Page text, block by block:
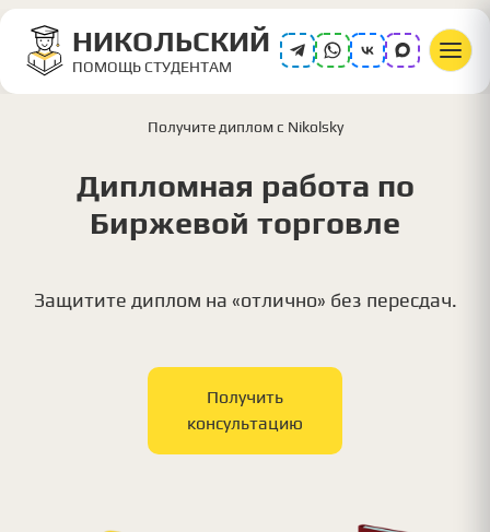
НИКОЛЬСКИЙ
ПОМОЩЬ СТУДЕНТАМ
Получите диплом с Nikolsky
Дипломная работа по
Биржевой торговле
Защитите диплом на «отлично» без пересдач.
Получить
консультацию